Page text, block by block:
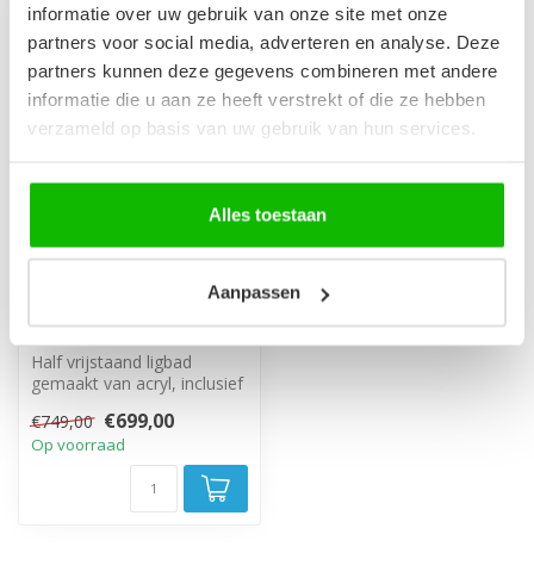
informatie over uw gebruik van onze site met onze
partners voor social media, adverteren en analyse. Deze
partners kunnen deze gegevens combineren met andere
informatie die u aan ze heeft verstrekt of die ze hebben
verzameld op basis van uw gebruik van hun services.
Alles toestaan
Aanpassen
Half vrijstaand ligbad
Hanoi 170 x 80 x 58 cm
- wit
Half vrijstaand ligbad
gemaakt van acryl, inclusief
€749,00 €699,00
Op voorraad